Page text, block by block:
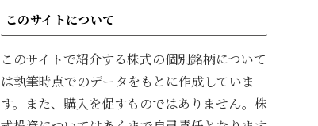
このサイトについて
このサイトで紹介する株式の個別銘柄について
は執筆時点でのデータをもとに作成していま
す。また、購入を促すものではありません。株